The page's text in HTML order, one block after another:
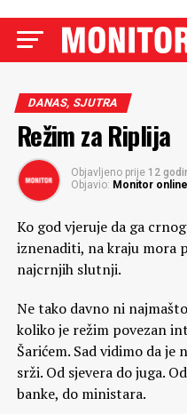
DANAS, SJUTRA
Režim za Riplija
Objavljeno prije 12
Objavio: Monitor online
Ko god vjeruje da ga
iznenaditi, na kraju mora
najcrnjih slutnji.
Ne tako davno ni
koliko je režim povezan
Šarićem. Sad vidimo da
srži. Od sjevera do juga.
banke, do ministara.